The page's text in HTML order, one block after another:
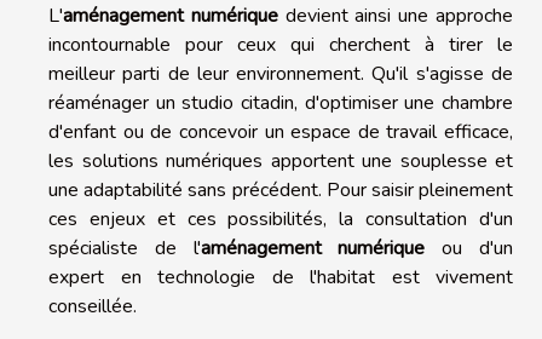
L'aménagement numériquedevient ainsi une approche
incontournable pour ceux qui cherchent à tirer le
meilleur parti de leur environnement. Qu'il s'agisse de
réaménager un studio citadin, d'optimiser une chambre
d'enfant ou de concevoir un espace de travail efficace,
les solutions numériques apportent une souplesse et
une adaptabilité sans précédent. Pour saisir pleinement
ces enjeux et ces possibilités, la consultation d'un
spécialiste de l'aménagement numérique ou d'un
expert en technologie de l'habitat est vivement
conseillée.